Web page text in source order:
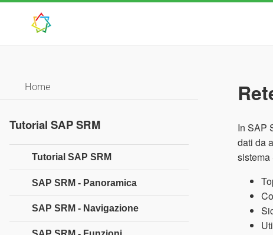
In SAP
dati da
sistema
Home
Tutorial SAP SRM
Tutorial SAP SRM
SAP SRM - Panoramica
SAP SRM - Navigazione